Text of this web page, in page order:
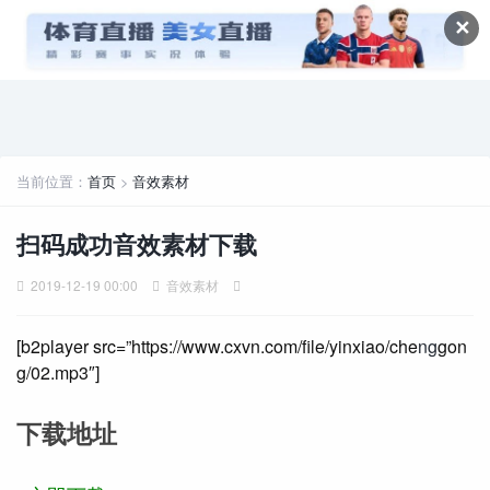
✕
当前位置： 首页 > 音效素材
扫码成功音效素材下载
2019-12-19 00:00 音效素材
[b2player src=”https://www.cxvn.com/file/yinxiao/chenggon
g/02.mp3″]
下载地址